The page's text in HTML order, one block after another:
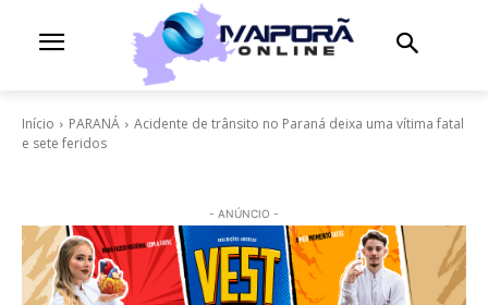
Início PARANÁ
Acidente de trânsito no Paraná deixa uma vítima fatal
e sete feridos
- ANÚNCIO -